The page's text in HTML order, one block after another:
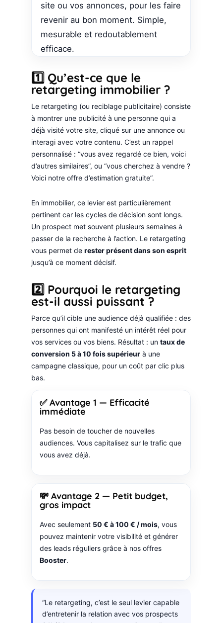
site ou vos annonces, pour les faire
revenir au bon moment. Simple,
mesurable et redoutablement
efficace.
1️⃣ Qu’est-ce que le
retargeting immobilier ?
Le retargeting (ou reciblage publicitaire) consiste
à montrer une publicité à une personne qui a
déjà visité votre site, cliqué sur une annonce ou
interagi avec votre contenu. C’est un rappel
personnalisé : “vous avez regardé ce bien, voici
d’autres similaires”, ou “vous cherchez à vendre ?
Voici notre offre d’estimation gratuite”.
En immobilier, ce levier est particulièrement
pertinent car les cycles de décision sont longs.
Un prospect met souvent plusieurs semaines à
passer de la recherche à l’action. Le retargeting
vous permet de rester présent dans son esprit
jusqu’à ce moment décisif.
2️⃣ Pourquoi le retargeting
est-il aussi puissant ?
Parce qu’il cible une audience déjà qualifiée : des
personnes qui ont manifesté un intérêt réel pour
vos services ou vos biens. Résultat : un taux de
conversion 5 à 10 fois supérieurà une
campagne classique, pour un coût par clic plus
bas.
✅ Avantage 1 — Efficacité
immédiate
Pas besoin de toucher de nouvelles
audiences. Vous capitalisez sur le trafic que
vous avez déjà.
💸 Avantage 2 — Petit budget,
gros impact
Avec seulement 50 € à 100 € / mois, vous
pouvez maintenir votre visibilité et générer
des leads réguliers grâce à nos offres
Booster.
“Le retargeting, c’est le seul levier capable
d’entretenir la relation avec vos prospects